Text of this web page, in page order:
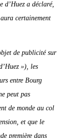
d’Huez a déclaré,
certainement
de publicité sur
»), les
entre Bourg
peut pas
de monde au col
et que le
première dans